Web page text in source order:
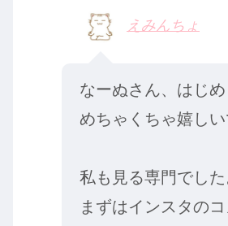
えみんちょ
なーぬさん、はじめ
めちゃくちゃ嬉し
私も見る専門でした
まずはインスタの